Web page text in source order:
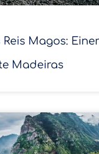
Reis Magos:
Madeiras